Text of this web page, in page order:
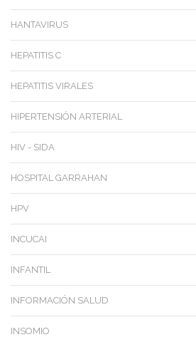
HANTAVIRUS
HEPATITIS C
HEPATITIS VIRALES
HIPERTENSIÓN ARTERIAL
HIV - SIDA
HOSPITAL GARRAHAN
HPV
INCUCAI
INFANTIL
INFORMACIÓN SALUD
INSOMIO